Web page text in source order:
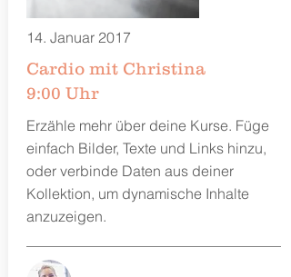
14. Januar 2017
Cardio mit Christina
9:00 Uhr
Erzähle mehr über deine Kurse. Füge
einfach Bilder, Texte und Links hinzu,
oder verbinde Daten aus deiner
Kollektion, um dynamische Inhalte
anzuzeigen.